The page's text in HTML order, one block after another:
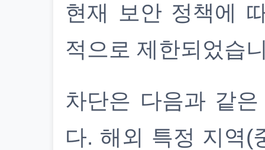
현재 보안 정책에
적으로 제한되었습
차단은 다음과 같
다. 해외 특정 지역(